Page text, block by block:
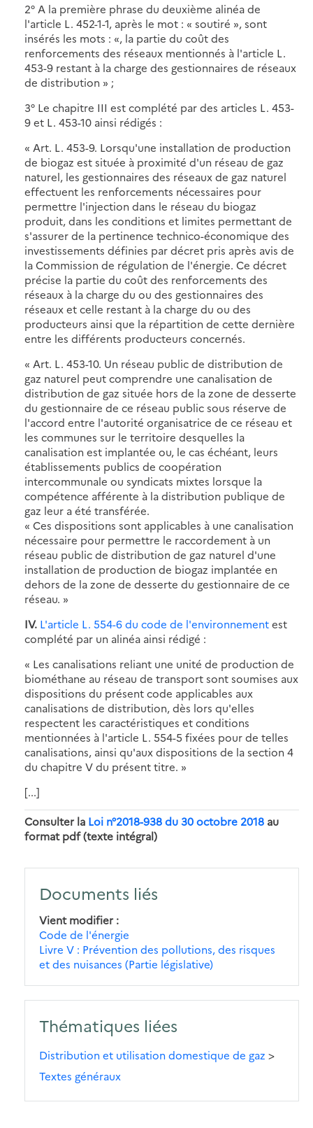
2° A la première phrase du deuxième alinéa de
l'article L. 452-1-1, après le mot : « soutiré », sont
insérés les mots : «, la partie du coût des
renforcements des réseaux mentionnés à l'article L.
453-9 restant à la charge des gestionnaires de réseaux
de distribution » ;
3° Le chapitre III est complété par des articles L. 453-
9 et L. 453-10 ainsi rédigés :
« Art. L. 453-9. Lorsqu'une installation de production
de biogaz est située à proximité d'un réseau de gaz
naturel, les gestionnaires des réseaux de gaz naturel
effectuent les renforcements nécessaires pour
permettre l'injection dans le réseau du biogaz
produit, dans les conditions et limites permettant de
s'assurer de la pertinence technico-économique des
investissements définies par décret pris après avis de
la Commission de régulation de l'énergie. Ce décret
précise la partie du coût des renforcements des
réseaux à la charge du ou des gestionnaires des
réseaux et celle restant à la charge du ou des
producteurs ainsi que la répartition de cette dernière
entre les différents producteurs concernés.
« Art. L. 453-10. Un réseau public de distribution de
gaz naturel peut comprendre une canalisation de
distribution de gaz située hors de la zone de desserte
du gestionnaire de ce réseau public sous réserve de
l'accord entre l'autorité organisatrice de ce réseau et
les communes sur le territoire desquelles la
canalisation est implantée ou, le cas échéant, leurs
établissements publics de coopération
intercommunale ou syndicats mixtes lorsque la
compétence afférente à la distribution publique de
gaz leur a été transférée.
« Ces dispositions sont applicables à une canalisation
nécessaire pour permettre le raccordement à un
réseau public de distribution de gaz naturel d'une
installation de production de biogaz implantée en
dehors de la zone de desserte du gestionnaire de ce
réseau. »
IV. L'article L. 554-6 du code de l'environnementest
complété par un alinéa ainsi rédigé :
« Les canalisations reliant une unité de production de
biométhane au réseau de transport sont soumises aux
dispositions du présent code applicables aux
canalisations de distribution, dès lors qu'elles
respectent les caractéristiques et conditions
mentionnées à l'article L. 554-5 fixées pour de telles
canalisations, ainsi qu'aux dispositions de la section 4
du chapitre V du présent titre. »
[...]
Consulter la Loi n°2018-938 du 30 octobre 2018 au
format pdf (texte intégral)
Documents liés
Vient modifier
Code de l'énergie
Livre V : Prévention des pollutions, des risques
et des nuisances (Partie législative)
Thématiques liées
Distribution et utilisation domestique de gaz >
Textes généraux